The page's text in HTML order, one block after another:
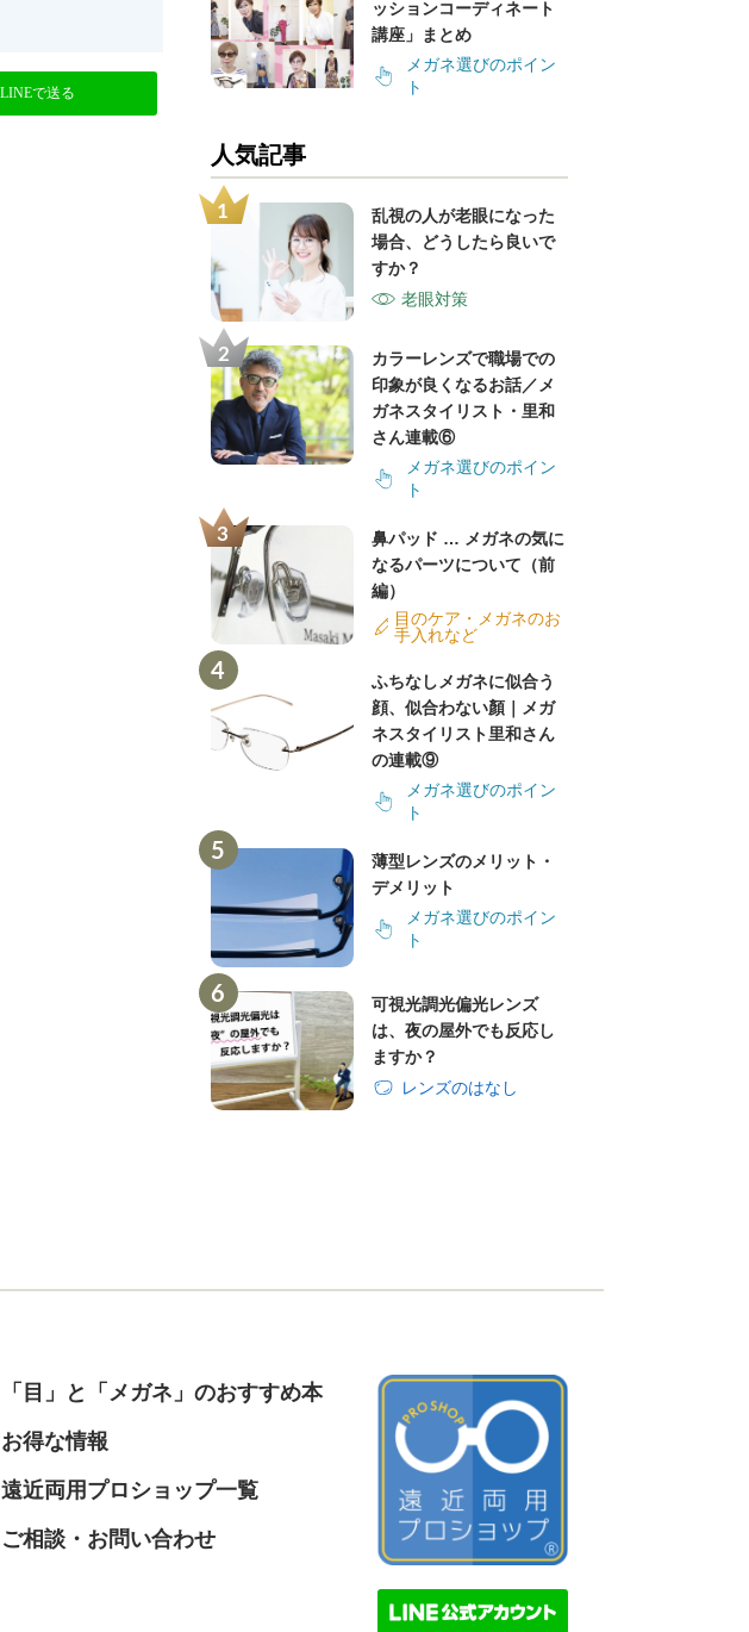
ッションコーディネート
講座」まとめ
メガネ選びのポイン
ト
人気記事
乱視の人が老眼になった
場合、どうしたら良いで
すか？
老眼対策
カラーレンズで職場での
印象が良くなるお話／メ
ガネスタイリスト・里和
さん連載⑥
メガネ選びのポイン
ト
鼻パッド … メガネの気に
なるパーツについて（前
編）
目のケア・メガネのお
手入れなど
ふちなしメガネに似合う
顔、似合わない顏｜メガ
ネスタイリスト里和さん
の連載⑨
メガネ選びのポイン
ト
薄型レンズのメリット・
デメリット
メガネ選びのポイン
ト
可視光調光偏光レンズ
は、夜の屋外でも反応し
ますか？
レンズのはなし
「目」と「メガネ」のおすすめ本
お得な情報
遠近両用プロショップ一覧
ご相談・お問い合わせ